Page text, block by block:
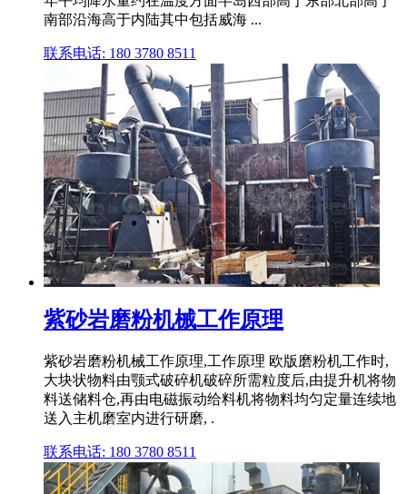
南部沿海高于内陆其中包括威海 ...
联系电话: 180 3780 8511
紫砂岩磨粉机械工作原理
紫砂岩磨粉机械工作原理,工作原理 欧版磨粉机工作时,
大块状物料由颚式破碎机破碎所需粒度后,由提升机将物
料送储料仓,再由电磁振动给料机将物料均匀定量连续地
送入主机磨室内进行研磨, .
联系电话: 180 3780 8511